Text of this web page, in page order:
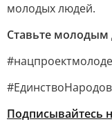
молодых людей.
Ставьте молодым
#ЕдинствоНародов
Подписывайтесь